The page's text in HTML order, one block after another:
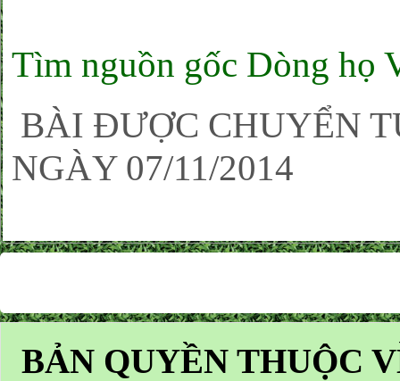
Tìm nguồn gốc Dòng họ
BÀI ĐƯỢC CHUYỂN
NGÀY 07/11/2014
BẢN QUYỀN THUỘC